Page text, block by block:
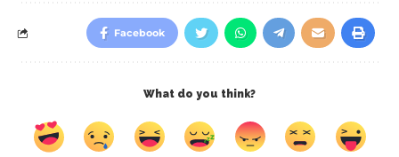
Facebook
What do you think?